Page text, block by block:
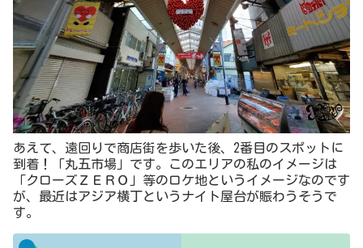
あえて、遠回りで商店街を歩いた後、2番目のスポットに
到着！「丸五市場」です。このエリアの私のイメージは
「クローズＺＥＲＯ」等のロケ地というイメージなのです
が、最近はアジア横丁というナイト屋台が賑わうそうで
す。